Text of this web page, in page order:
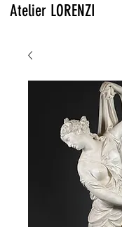
Atelier LORENZI